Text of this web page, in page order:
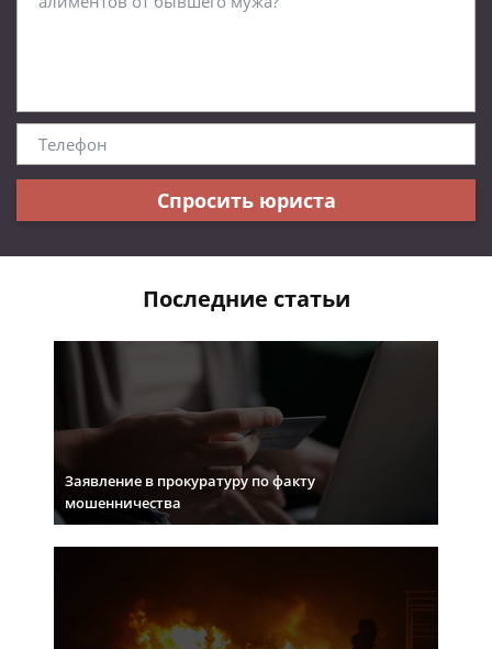
Спросить юриста
Последние статьи
Заявление в прокуратуру по факту
мошенничества